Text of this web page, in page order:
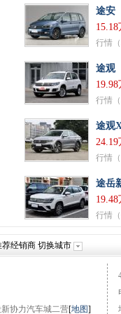
途安
行情（
途观
行情（
途观
24.19
行情（
途岳
行情（
荐经销商 切换城市
协力汽车城二营[地图]